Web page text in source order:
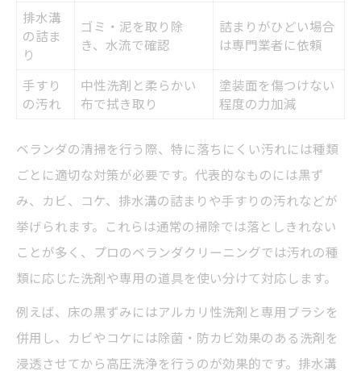
排水溝
の詰ま
り
ゴミ・泥を取り除
き、水流で確認
詰まりがひどい場合
は専門業者に依頼
手すり
の汚れ
中性洗剤と柔らかい
布で拭き取り
塗装面を傷つけない
程度の力加減
ベランダの清掃を行う際、特に落ちにくい汚れには種類
ごとに適切な対策が必要です。代表的なものには黒ず
み、カビ、コケ、排水溝の詰まりや手すりの汚れなどが
挙げられます。これらは通常の掃除では落としきれない
ことが多く、プロのベランダクリーニングでは汚れの種
類に応じた洗剤や専用の道具を使い分けて対応します。
例えば、床の黒ずみにはアルカリ性洗剤と専用ブラシを
併用し、カビやコケには除菌・防カビ効果のある洗剤を
浸透させてから高圧洗浄を行うのが効果的です。排水溝